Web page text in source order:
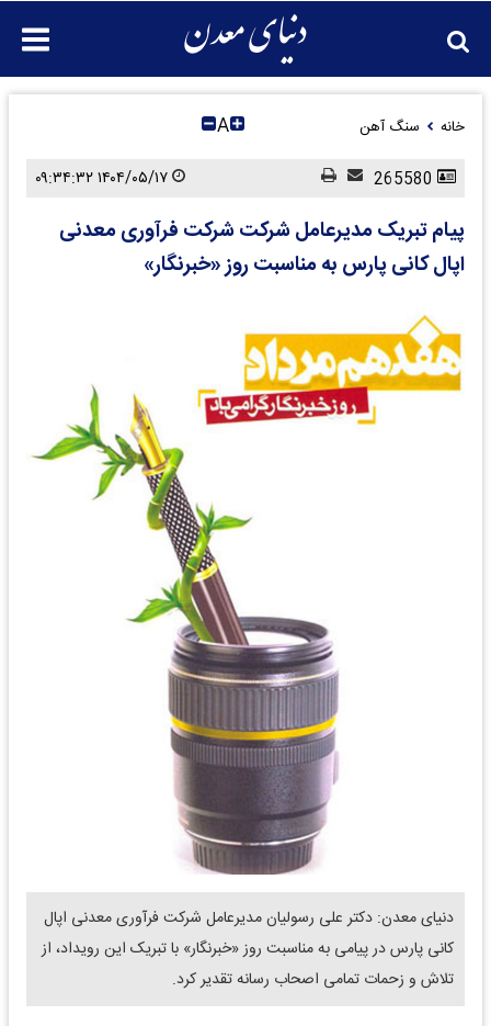
خانه سنگ آهن A
پیام تبریک مدیرعامل شرکت شرکت فرآوری معدنی
اپال کانی پارس به مناسبت روز «خبرنگار»
دنیای معدن: دکتر علی رسولیان مدیرعامل شرکت فرآوری معدنی اپال
کانی پارس در پیامی به مناسبت روز «خبرنگار» با تبریک این رویداد، از
تلاش و زحمات تمامی اصحاب رسانه تقدیر کرد.